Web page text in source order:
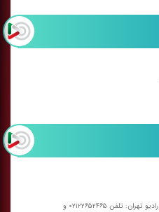
راه‌های ارتباطی با رادیو تهران: تلفن ۰۲۱۲۲۶۵۲۴۶۵ و